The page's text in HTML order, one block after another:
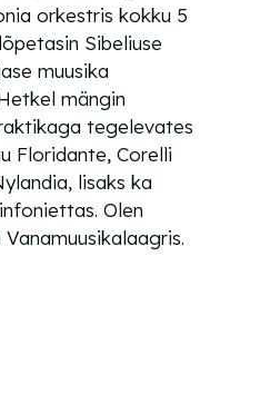
orkestris kokku 5
Sibeliuse
muusika
mängin
tegelevates
Floridante, Corelli
lisaks ka
Olen